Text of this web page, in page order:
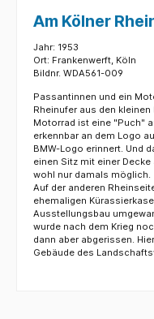
Am Kölner
Jahr: 1953
Ort: Frankenwerft, Köln
Bildnr. WDA561-009
Passantinnen und ein
Rheinufer aus den
Motorrad ist eine "Puch"
erkennbar an dem Logo
BMW-Logo erinnert. Und
einen Sitz mit einer
wohl nur damals möglich.
Auf der anderen
ehemaligen
Ausstellungsbau
wurde nach dem Krieg
dann aber abgerissen.
Gebäude des